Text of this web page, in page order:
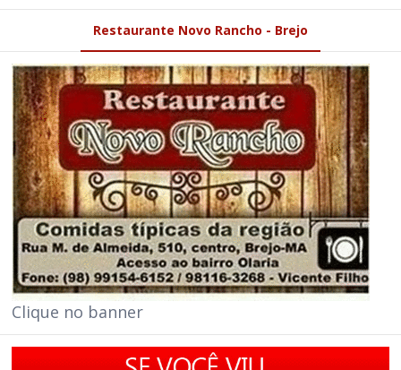
Restaurante Novo Rancho - Brejo
Clique no banner